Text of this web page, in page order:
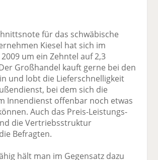
für das schwäbische
Kiesel hat sich im
um ein Zehntel auf 2,3
Großhandel kauft gerne bei den
und lobt die Lieferschnelligkeit
bei dem sich die
Innendienst offenbar noch etwas
Auch das Preis-Leistungs-
die Vertriebsstruktur
Befragten.
hält man im Gegensatz dazu